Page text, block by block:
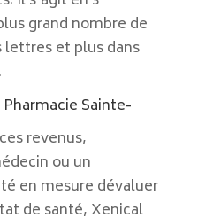
grand nombre de
et plus dans
Sainte-
revenus,
ou un
en mesure dévaluer
de santé, Xenical